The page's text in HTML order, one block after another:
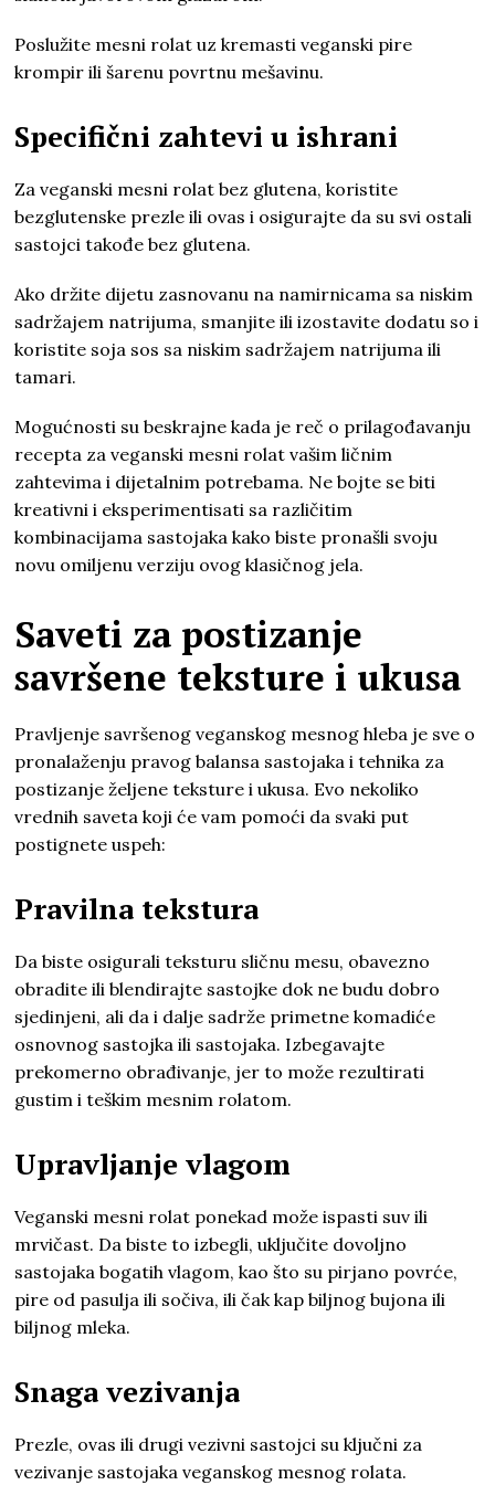
Poslužite mesni rolat uz kremasti veganski pire
krompir ili šarenu povrtnu mešavinu.
Specifični zahtevi u ishrani
Za veganski mesni rolat bez glutena, koristite
bezglutenske prezle ili ovas i osigurajte da su svi ostali
sastojci takođe bez glutena.
Ako držite dijetu zasnovanu na namirnicama sa niskim
sadržajem natrijuma, smanjite ili izostavite dodatu so i
koristite soja sos sa niskim sadržajem natrijuma ili
tamari.
Mogućnosti su beskrajne kada je reč o prilagođavanju
recepta za veganski mesni rolat vašim ličnim
zahtevima i dijetalnim potrebama. Ne bojte se biti
kreativni i eksperimentisati sa različitim
kombinacijama sastojaka kako biste pronašli svoju
novu omiljenu verziju ovog klasičnog jela.
Saveti za postizanje
savršene teksture i ukusa
Pravljenje savršenog veganskog mesnog hleba je sve o
pronalaženju pravog balansa sastojaka i tehnika za
postizanje željene teksture i ukusa. Evo nekoliko
vrednih saveta koji će vam pomoći da svaki put
postignete uspeh:
Pravilna tekstura
Da biste osigurali teksturu sličnu mesu, obavezno
obradite ili blendirajte sastojke dok ne budu dobro
sjedinjeni, ali da i dalje sadrže primetne komadiće
osnovnog sastojka ili sastojaka. Izbegavajte
prekomerno obrađivanje, jer to može rezultirati
gustim i teškim mesnim rolatom.
Upravljanje vlagom
Veganski mesni rolat ponekad može ispasti suv ili
mrvičast. Da biste to izbegli, uključite dovoljno
sastojaka bogatih vlagom, kao što su pirjano povrće,
pire od pasulja ili sočiva, ili čak kap biljnog bujona ili
biljnog mleka.
Snaga vezivanja
Prezle, ovas ili drugi vezivni sastojci su ključni za
vezivanje sastojaka veganskog mesnog rolata.